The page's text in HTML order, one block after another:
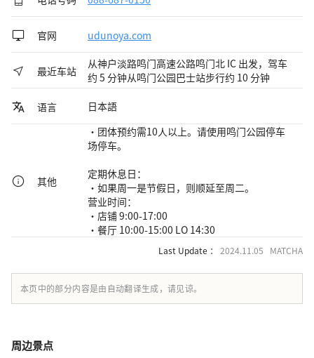
官网 udunoya.com
最近车站
从神户淡路鸣门高速公路鸣门北 IC 出发，驾车
约 5 分钟从鸣门公园巴士站步行约 10 分钟
语言 日本語
其他
・团体预约需10人以上。请使用鸣门公园停车
场停车。
定期休息日：
・如果周一是节假日，则顺延至周二。
营业时间：
・店铺 9:00-17:00
・餐厅 10:00-15:00 LO 14:30
Last Update ： 2024.11.05 MATCHA
本页中的部分内容是由自动翻译生成，请见谅。
周边景点